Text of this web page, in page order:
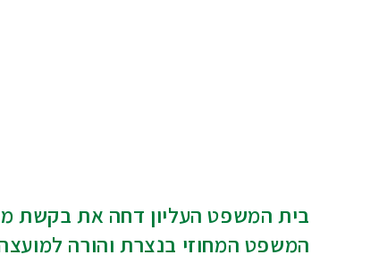
בית המשפט העליון דחה את בקשת
המשפט המחוזי בנצרת והורה